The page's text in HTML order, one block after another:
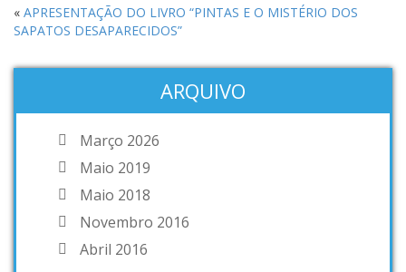
« APRESENTAÇÃO DO LIVRO “PINTAS E O MISTÉRIO DOS
SAPATOS DESAPARECIDOS”
ARQUIVO
Março 2026
Maio 2019
Maio 2018
Novembro 2016
Abril 2016